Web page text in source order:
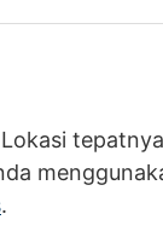
tepatnya
.